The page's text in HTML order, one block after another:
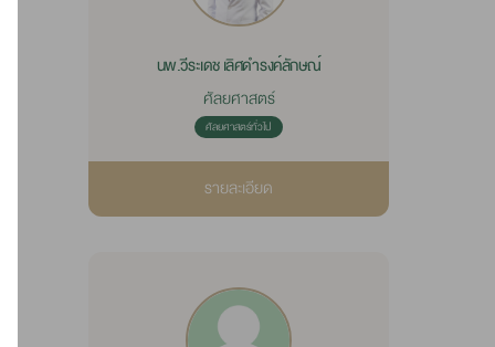
นพ.วีระเดช เลิศดำรงค์ลักษณ์
ศัลยศาสตร์
ศัลยศาสตร์ทั่วไป
รายละเอียด